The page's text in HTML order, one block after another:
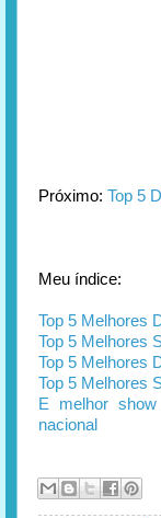
Próximo: Top 5
Meu índice:
Top 5 Melhores
Top 5 Melhores
Top 5 Melhores
Top 5 Melhores
E melhor
nacional